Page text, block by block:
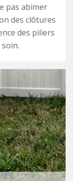
pas abimer
des clôtures
des piliers